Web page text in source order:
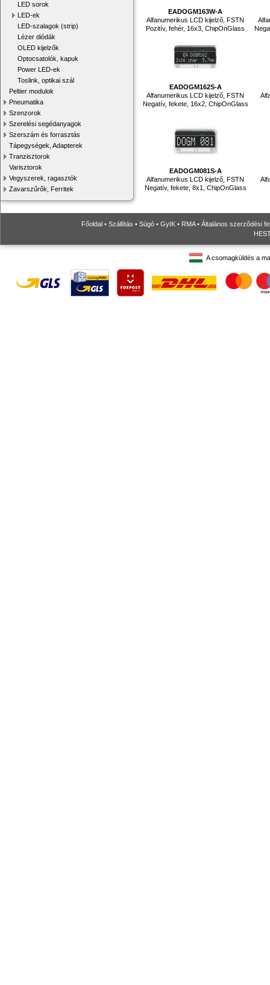
LED sorok
LED-ek
LED-szalagok (strip)
Lézer diódák
OLED kijelzők
Optocsatolók, kapuk
Power LED-ek
Toslink, optikai szál
Peltier modulok
Pneumatika
Szenzorok
Szerelési segédanyagok
Szerszám és forrasztás
Tápegységek, Adapterek
Tranzisztorok
Varisztorok
Vegyszerek, ragasztók
Zavarszűrők, Ferritek
EADOGM163W-A
Alfanumerikus LCD kijelző, FSTN
Pozitív, fehér, 16x3, ChipOnGlass
EADOGM162S-A
Alfanumerikus LCD kijelző, FSTN
Negatív, fekete, 16x2, ChipOnGlass
EADOGM081S-A
Alfanumerikus LCD kijelző, FSTN
Negatív, fekete, 8x1, ChipOnGlass
Főoldal • Szállítás • Súgó • GyIK • RMA• Általános szerződési
A csomagküldés a